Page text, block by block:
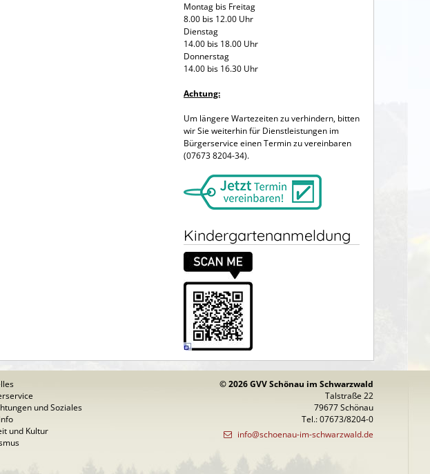
Montag bis Freitag
8.00 bis 12.00 Uhr
Dienstag
14.00 bis 18.00 Uhr
Donnerstag
14.00 bis 16.30 Uhr
Achtung:
Um längere Wartezeiten zu verhindern, bitten
wir Sie weiterhin für Dienstleistungen im
Bürgerservice einen Termin zu vereinbaren
(07673 8204-34).
Kindergartenanmeldung
und Soziales
und Kultur
© 2026 GVV Schönau im Schwarzwald
Talstraße 22
79677 Schönau
Tel.: 07673/8204-0
info@schoenau-im-schwarzwald.de